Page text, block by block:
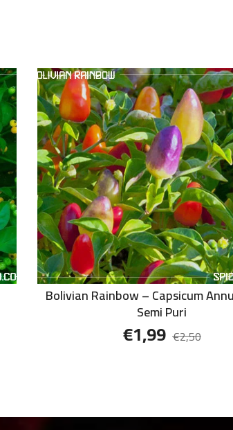
Bolivian Rainbow – Capsicum
Semi Puri
€2,50
€1,99